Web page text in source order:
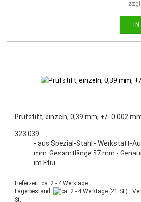
IN
Prüfstift, einzeln, 0,39 mm, +/- 0.002
323.039
- aus Spezial-Stahl - Werkstatt-
mm, Gesamtlänge 57 mm -
im Etui
Lieferzeit: ca. 2 - 4 Werktage
Lagerbestand:
(21 St.) ,
St.